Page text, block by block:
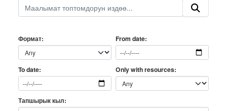
Формат From date
To date Only with resources
Тапшырык кыл